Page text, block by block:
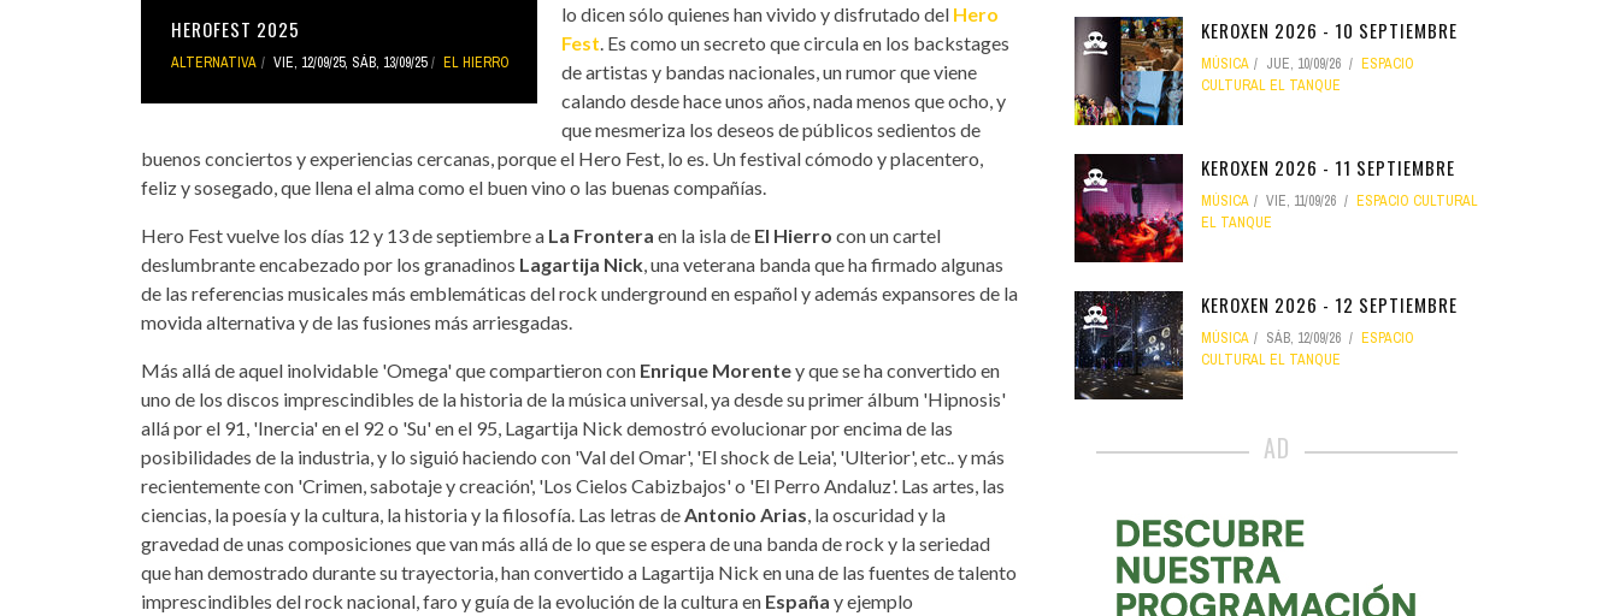
HEROFEST 2025
ALTERNATIVA VIE, 12/09/25, SÁB, 13/09/25 EL HIERRO
lo dicen sólo quienes han vivido y disfrutado del Hero
Fest . Es como un secreto que circula en los backstages
de artistas y bandas nacionales, un rumor que viene
calando desde hace unos años, nada menos que ocho, y
que mesmeriza los deseos de públicos sedientos de
buenos conciertos y experiencias cercanas, porque el Hero Fest, lo es. Un festival cómodo y placentero,
feliz y sosegado, que llena el alma como el buen vino o las buenas compañías.
Hero Fest vuelve los días 12 y 13 de septiembre a La Frontera en la isla de El Hierro con un cartel
deslumbrante encabezado por los granadinos Lagartija Nick , una veterana banda que ha firmado algunas
de las referencias musicales más emblemáticas del rock underground en español y además expansores de la
movida alternativa y de las fusiones más arriesgadas.
Más allá de aquel inolvidable 'Omega' que compartieron con Enrique Morentey que se ha convertido en
uno de los discos imprescindibles de la historia de la música universal, ya desde su primer álbum 'Hipnosis'
allá por el 91, 'Inercia' en el 92 o 'Su' en el 95, Lagartija Nick demostró evolucionar por encima de las
posibilidades de la industria, y lo siguió haciendo con 'Val del Omar', 'El shock de Leia', 'Ulterior', etc.. y más
recientemente con 'Crimen, sabotaje y creación', 'Los Cielos Cabizbajos' o 'El Perro Andaluz'. Las artes, las
ciencias, la poesía y la cultura, la historia y la filosofía. Las letras de Antonio Arias , la oscuridad y la
gravedad de unas composiciones que van más allá de lo que se espera de una banda de rock y la seriedad
que han demostrado durante su trayectoria, han convertido a Lagartija Nick en una de las fuentes de talento
imprescindibles del rock nacional, faro y guía de la evolución de la cultura en España y ejemplo
KEROXEN 2026 - 10 SEPTIEMBRE
MÚSICA JUE, 10/09/26
ESPACIO
CULTURAL EL TANQUE
KEROXEN 2026 - 11 SEPTIEMBRE
MÚSICA VIE, 11/09/26
ESPACIO CULTURAL
EL TANQUE
KEROXEN 2026 - 12 SEPTIEMBRE
MÚSICA SÁB, 12/09/26
ESPACIO
CULTURAL EL TANQUE
AD